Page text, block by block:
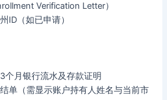
Verification Letter）
ID（如已申请）
3个月银行流水及存款证明
结单（需显示账户持有人姓名与当前市